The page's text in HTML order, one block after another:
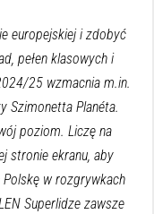
europejskiej i zdobyć
pełen klasowych i
25 wzmacnia m.in.
Szimonetta Planéta.
poziom. Liczę na
stronie ekranu, aby
w rozgrywkach
Superlidze zawsze